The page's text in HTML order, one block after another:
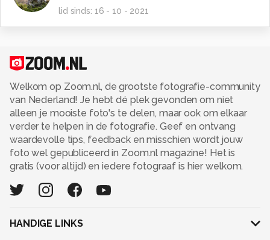
lid sinds: 16 - 10 - 2021
Welkom op Zoom.nl, de grootste fotografie-community
van Nederland! Je hebt dé plek gevonden om niet
alleen je mooiste foto's te delen, maar ook om elkaar
verder te helpen in de fotografie. Geef en ontvang
waardevolle tips, feedback en misschien wordt jouw
foto wel gepubliceerd in Zoom.nl magazine! Het is
gratis (voor altijd) en iedere fotograaf is hier welkom.
HANDIGE LINKS